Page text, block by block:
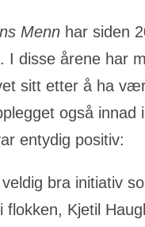
Menn har siden
I disse årene har
sitt etter å ha
også
entydig positiv:
bra initiativ
flokken, Kjetil